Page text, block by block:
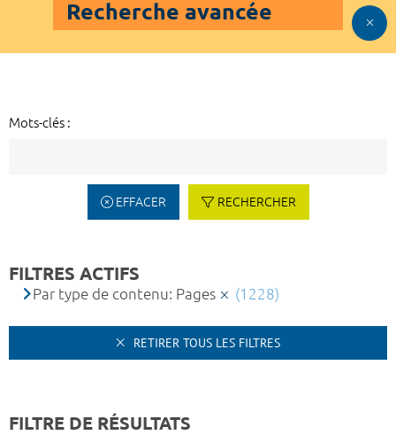
Recherche avancée
Mots-clés :
EFFACER RECHERCHER
FILTRES ACTIFS
Par type de contenu: Pages (1228)
RETIRER TOUS LES FILTRES
FILTRE DE RÉSULTATS